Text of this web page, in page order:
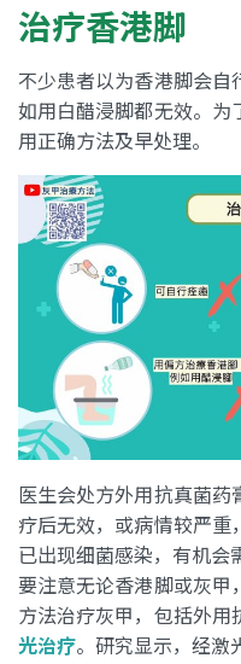
治疗香港脚
不少患者以为香港脚会
如用白醋浸脚都无效。为
用正确方法及早处理。
医生会处方外用抗真菌
疗后无效，或病情较严
已出现细菌感染，有机会
要注意无论香港脚或灰甲
方法治疗灰甲，包括外
光治疗。研究显示，经激